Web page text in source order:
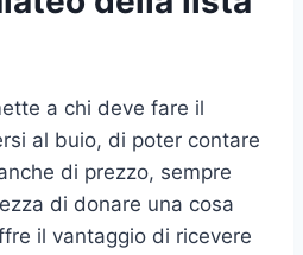
a chi deve fare il
al buio, di poter contare
di prezzo, sempre
di donare una cosa
il vantaggio di ricevere